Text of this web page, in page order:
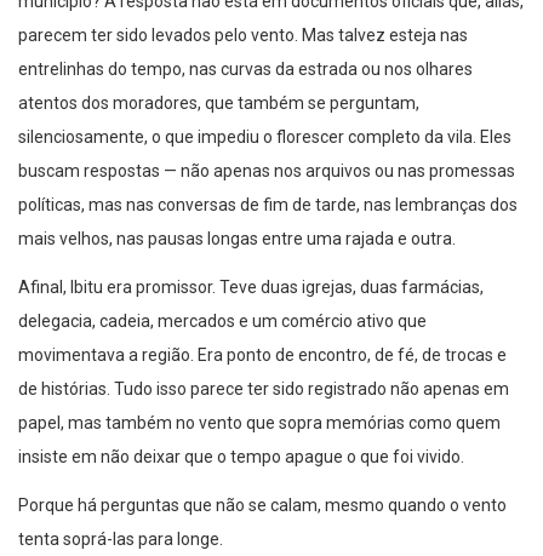
parecem ter sido levados pelo vento. Mas talvez esteja nas
entrelinhas do tempo, nas curvas da estrada ou nos olhares
atentos dos moradores, que também se perguntam,
silenciosamente, o que impediu o florescer completo da vila. Eles
buscam respostas — não apenas nos arquivos ou nas promessas
políticas, mas nas conversas de fim de tarde, nas lembranças dos
mais velhos, nas pausas longas entre uma rajada e outra.
Afinal, Ibitu era promissor. Teve duas igrejas, duas farmácias,
delegacia, cadeia, mercados e um comércio ativo que
movimentava a região. Era ponto de encontro, de fé, de trocas e
de histórias. Tudo isso parece ter sido registrado não apenas em
papel, mas também no vento que sopra memórias como quem
insiste em não deixar que o tempo apague o que foi vivido.
Porque há perguntas que não se calam, mesmo quando o vento
tenta soprá-las para longe.